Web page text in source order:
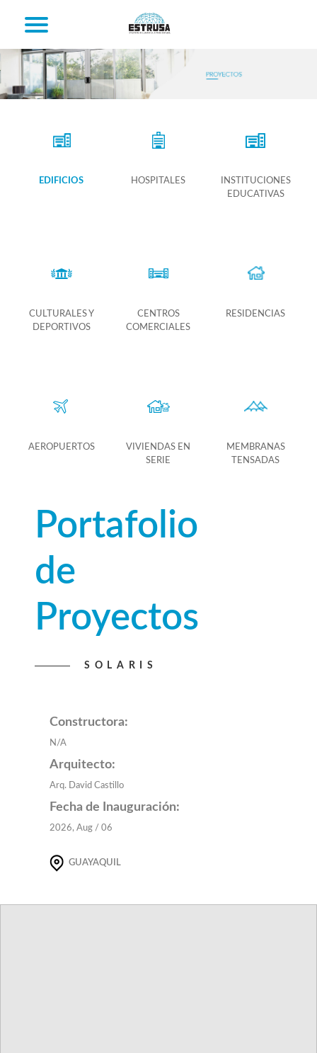
EDIFICIOS HOSPITALES
INSTITUCIONES
EDUCATIVAS
CULTURALES Y
DEPORTIVOS
CENTROS
COMERCIALES
RESIDENCIAS
AEROPUERTOS
VIVIENDAS EN
SERIE
MEMBRANAS
TENSADAS
Portafolio
de
Proyectos
SOLARIS
Constructora:
N/A
Arquitecto:
Arq. David Castillo
Fecha de Inauguración:
2026, Aug / 06
GUAYAQUIL